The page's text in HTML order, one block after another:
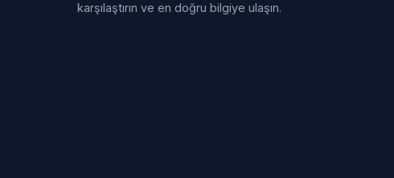
karşılaştırın ve en doğru bilgiye ulaşın.